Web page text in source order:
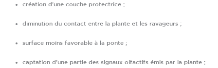
création d’une couche protectrice ;
diminution du contact entre la plante et les ravageurs ;
surface moins favorable à la ponte ;
captation d’une partie des signaux olfactifs émis par la plante ;